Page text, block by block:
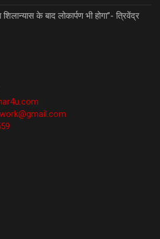
शिलान्यास के बाद लोकार्पण भी होगा”- त्रिवेंद्र